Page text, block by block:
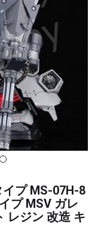
ツ
パーツ
プ MS-07H-8
プ MSV ガレ
レジン 改造 キ
デバイス 改造
デバイス 塗装